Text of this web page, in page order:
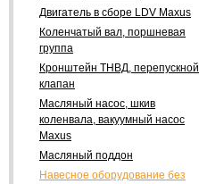
Двигатель в сборе LDV Maxus
Коленчатый вал, поршневая
группа
Кронштейн ТНВД, перепускной
клапан
Масляный насос, шкив
коленвала, вакуумный насос
Maxus
Масляный поддон
Навесное оборудование без